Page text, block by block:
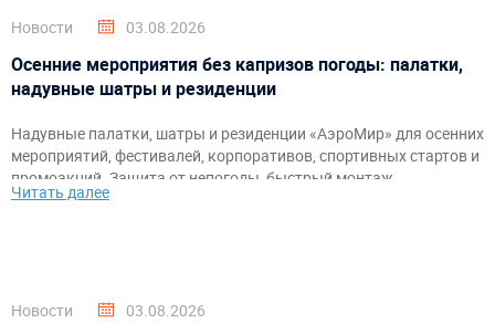
Новости 03.08.2026
Осенние мероприятия без капризов погоды: палатки,
надувные шатры и резиденции
Надувные палатки, шатры и резиденции «АэроМир» для осенних
мероприятий, фестивалей, корпоративов, спортивных стартов и
промоакций. Защита от непогоды, быстрый монтаж,
брендирование и комфортное пространство для гостей и
Читать далее
Новости 03.08.2026